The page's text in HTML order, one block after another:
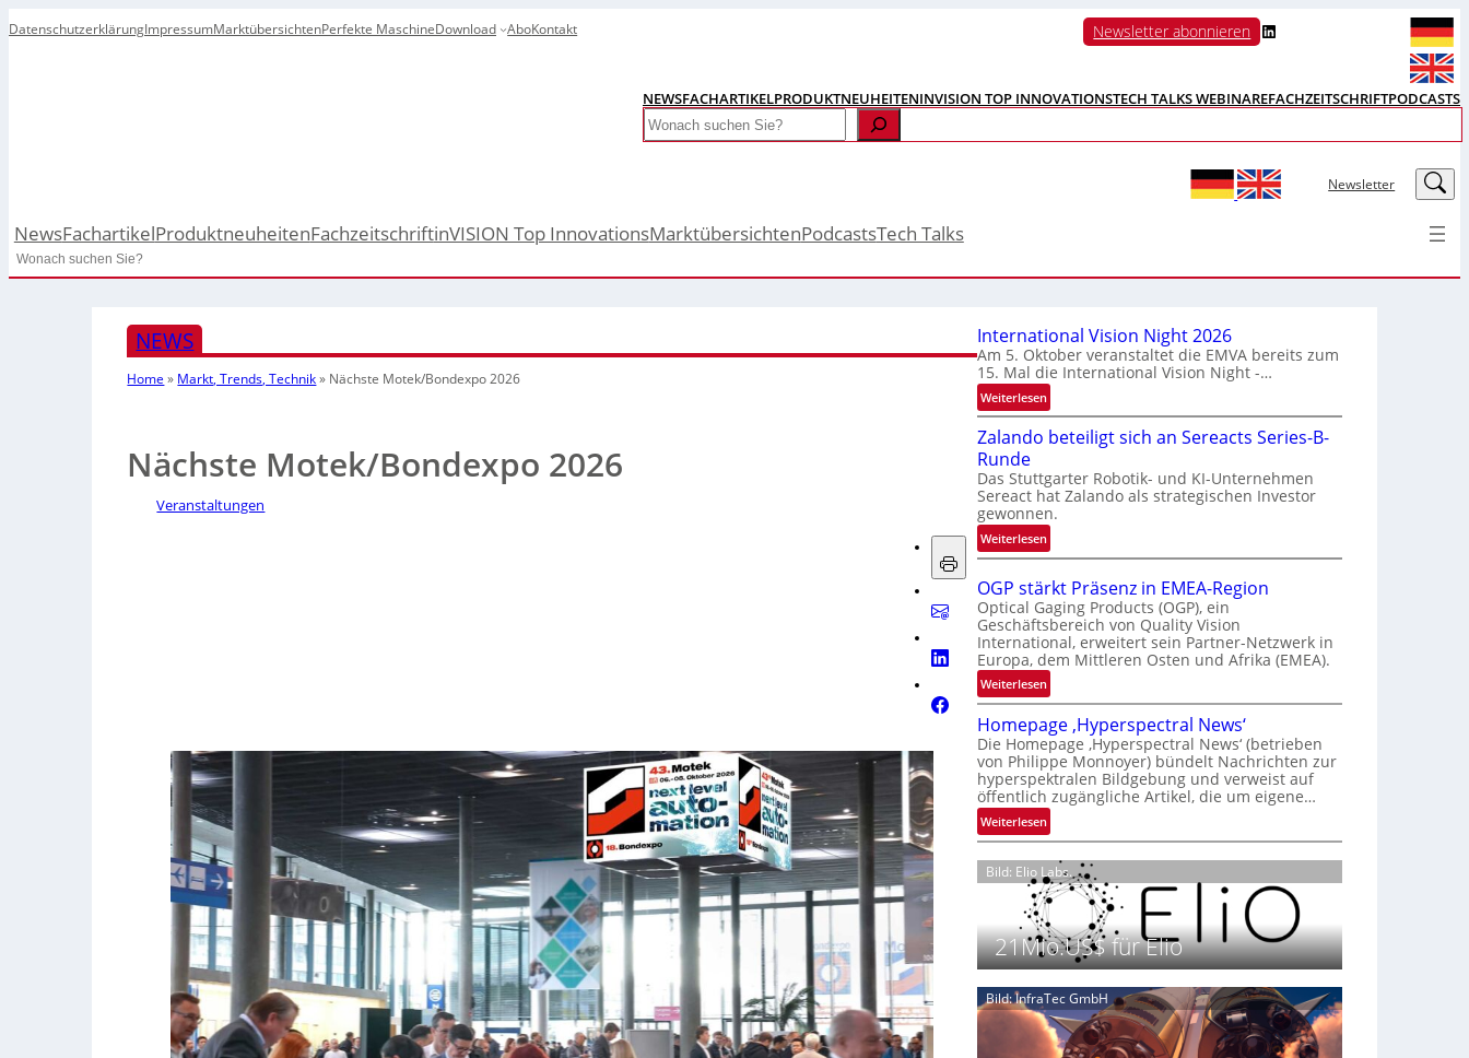
DatenschutzerklärungImpressumMarktübersichtenPerfekte MaschineDownload AboKontakt Newsletter abonnieren LinkedIn
NEWSFACHARTIKELPRODUKTNEUHEITENINVISION TOP INNOVATIONSTECH TALKS WEBINAREFACHZEITSCHRIFTPODCASTS
Search
Newsletter LinkedIn
NewsFachartikelProduktneuheitenFachzeitschriftinVISION Top InnovationsMarktübersichtenPodcastsTech Talks
Search
NEWS
Home » Markt, Trends, Technik» Nächste Motek/Bondexpo 2026
Nächste Motek/Bondexpo 2026
Veranstaltungen
International Vision Night 2026
Am 5. Oktober veranstaltet die EMVA bereits zum
15. Mal die International Vision Night -…
Weiterlesen:
I
n
e
r
n
a
t
i
o
n
a
l
V
i
s
i
o
n
N
i
h
t
2
0
2
Zalando beteiligt sich an Sereacts Series-B-
Runde
Das Stuttgarter Robotik- und KI-Unternehmen
Sereact hat Zalando als strategischen Investor
gewonnen.
Weiterlesen:
Z
a
l
a
n
d
o
b
e
t
e
i
l
i
t
s
i
c
h
a
n
S
e
OGP stärkt Präsenz in EMEA-Region
Optical Gaging Products (OGP), ein
Geschäftsbereich von Quality Vision
International, erweitert sein Partner-Netzwerk in
Europa, dem Mittleren Osten und Afrika (EMEA).
Weiterlesen:
O
G
P
s
t
ä
r
t
P
r
ä
s
e
n
z
i
Homepage ‚Hyperspectral News‘
Die Homepage ‚Hyperspectral News‘ (betrieben
von Philippe Monnoyer) bündelt Nachrichten zur
hyperspektralen Bildgebung und verweist auf
öffentlich zugängliche Artikel, die um eigene…
Weiterlesen:
H
o
m
e
p
a
g
e
‚
H
y
Bild: Elio Labs.
21Mio.US$ für Elio
Bild: InfraTec GmbH